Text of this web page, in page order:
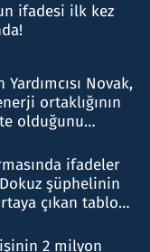
ifadesi ilk kez
Novak,
ortaklığının
olduğunu
ifadeler
şüphelinin
çıkan tablo
2 milyon